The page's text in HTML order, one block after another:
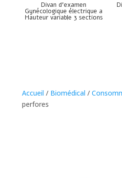
Divan d’examen
Gynécologique électrique a
Hauteur variable 3 sections
Accueil / Biomédical /
perfores